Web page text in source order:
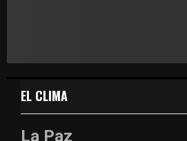
EL CLIMA
La Paz